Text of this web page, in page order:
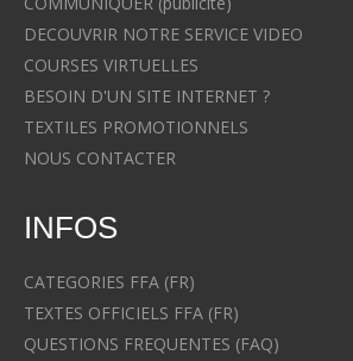
DECOUVRIR NOTRE SERVICE VIDEO
COURSES VIRTUELLES
BESOIN D'UN SITE INTERNET ?
TEXTILES PROMOTIONNELS
NOUS CONTACTER
INFOS
CATEGORIES FFA (FR)
TEXTES OFFICIELS FFA (FR)
QUESTIONS FREQUENTES (FAQ)